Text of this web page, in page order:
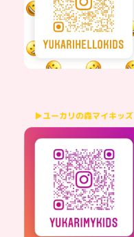
▶ユーカリの森マイキッズ